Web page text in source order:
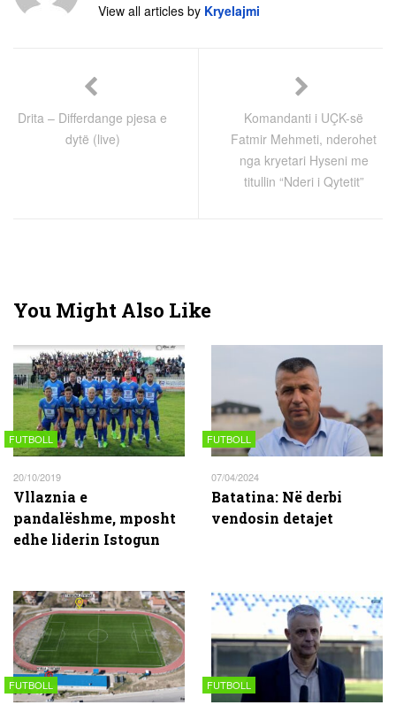
View all articles by Kryelajmi
Drita – Differdange pjesa e
dytë (live)
Komandanti i UÇK-së
Fatmir Mehmeti, nderohet
nga kryetari Hyseni me
titullin “Nderi i Qytetit”
You Might Also Like
FUTBOLL
20/10/2019
Vllaznia e
pandalëshme, mposht
edhe liderin Istogun
FUTBOLL
07/04/2024
Batatina: Në derbi
vendosin detajet
FUTBOLL FUTBOLL